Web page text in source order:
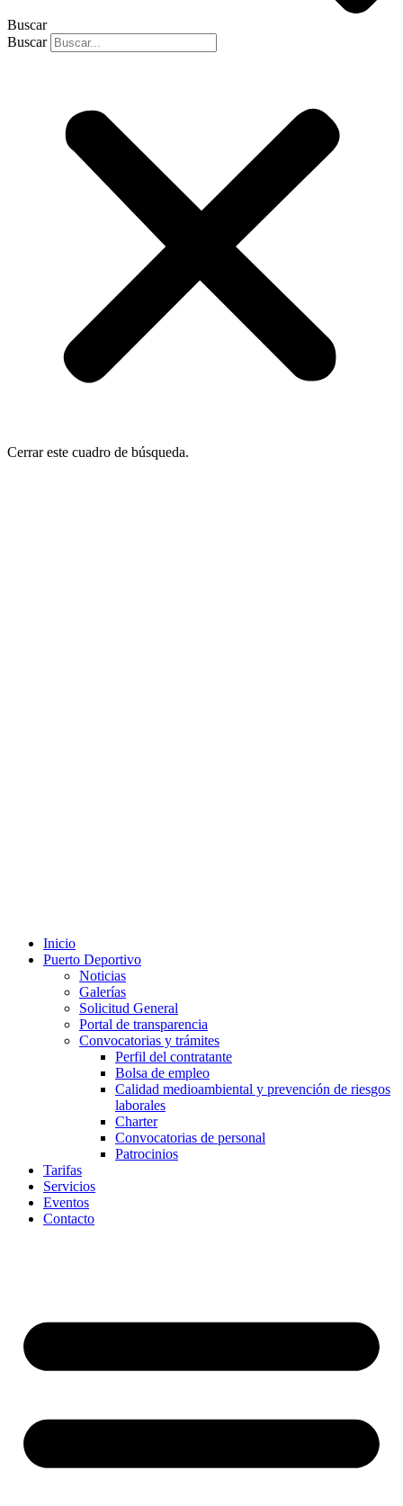
Buscar
Buscar
Cerrar este cuadro de búsqueda.
Inicio
Puerto Deportivo
Noticias
Galerías
Solicitud General
Portal de transparencia
Convocatorias y trámites
Perfil del contratante
Bolsa de empleo
Calidad medioambiental y prevención de riesgos
laborales
Charter
Convocatorias de personal
Patrocinios
Tarifas
Servicios
Eventos
Contacto